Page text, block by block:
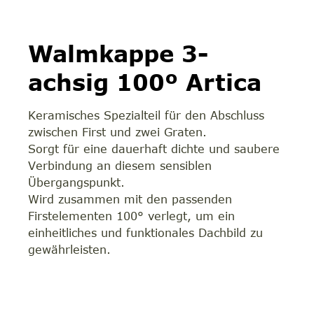
Walmkappe 3-
achsig 100º Artica
Keramisches Spezialteil für den Abschluss
zwischen First und zwei Graten.
Sorgt für eine dauerhaft dichte und saubere
Verbindung an diesem sensiblen
Übergangspunkt.
Wird zusammen mit den passenden
Firstelementen 100° verlegt, um ein
einheitliches und funktionales Dachbild zu
gewährleisten.